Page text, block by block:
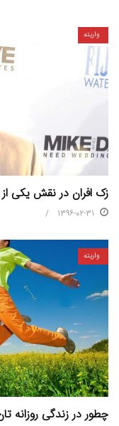
واریته
زک افران در نقش یکی
1396-02-31
واریته
چطور در زندگی روزانه